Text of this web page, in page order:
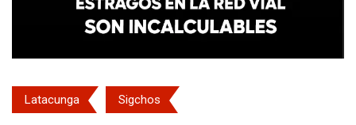
Latacunga Sigchos